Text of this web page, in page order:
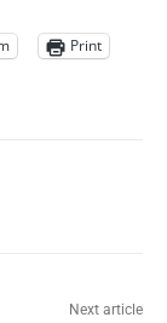
Print
Next article